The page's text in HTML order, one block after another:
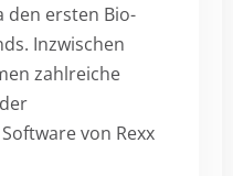
den ersten Bio-
Inzwischen
zahlreiche
von Rexx